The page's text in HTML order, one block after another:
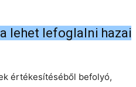
lehet lefoglalni hazai
értékesítéséből befolyó,